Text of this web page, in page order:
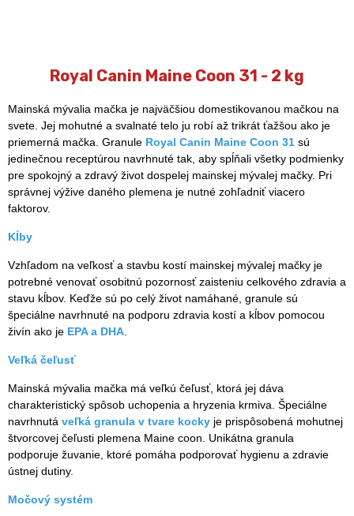
Royal Canin Maine Coon 31 - 2 kg
Mainská mývalia mačka je najväčšiou domestikovanou mačkou na
svete. Jej mohutné a svalnaté telo ju robí až trikrát ťažšou ako je
priemerná mačka. Granule Royal Canin Maine Coon 31 sú
jedinečnou receptúrou navrhnuté tak, aby spĺňali všetky podmienky
pre spokojný a zdravý život dospelej mainskej mývalej mačky. Pri
správnej výžive daného plemena je nutné zohľadniť viacero
faktorov.
Kĺby
Vzhľadom na veľkosť a stavbu kostí mainskej mývalej mačky je
potrebné venovať osobitnú pozornosť zaisteniu celkového zdravia a
stavu kĺbov. Keďže sú po celý život namáhané, granule sú
špeciálne navrhnuté na podporu zdravia kostí a kĺbov pomocou
živín ako je EPA a DHA
Veľká čeľusť
Mainská mývalia mačka má veľkú čeľusť, ktorá jej dáva
charakteristický spôsob uchopenia a hryzenia krmiva. Špeciálne
navrhnutá veľká granula v tvare kocky je prispôsobená mohutnej
štvorcovej čeľusti plemena Maine coon. Unikátna granula
podporuje žuvanie, ktoré pomáha podporovať hygienu a zdravie
ústnej dutiny.
Močový systém